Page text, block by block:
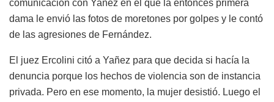
comunicación con Yañez en el que la entonces primera
dama le envió las fotos de moretones por golpes y le contó
de las agresiones de Fernández.
El juez Ercolini citó a Yañez para que decida si hacía la
denuncia porque los hechos de violencia son de instancia
privada. Pero en ese momento, la mujer desistió. Luego el